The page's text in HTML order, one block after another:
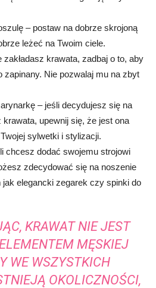
– postaw na dobrze skrojoną
leżeć na Twoim ciele.
zakładasz krawata, zadbaj o to, aby
zapinany. Nie pozwalaj mu na zbyt
– jeśli decydujesz się na
upewnij się, że jest ona
sylwetki i stylizacji.
chcesz dodać swojemu strojowi
zdecydować się na noszenie
jak elegancki zegarek czy spinki do
KRAWAT NIE JEST
MĘSKIEJ
WE WSZYSTKICH
OKOLICZNOŚCI,